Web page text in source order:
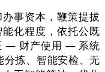
事资本，鞭策提拔
化程度，依托公既
— 财产使用 — 系统
分拣、智能安检、无